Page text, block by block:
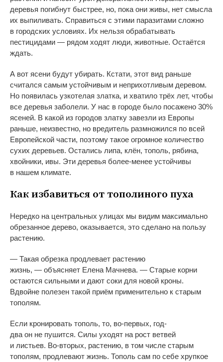
деревья погибнут быстрее, но, пока они живы, нет смысла
их выпиливать. Справиться с этими паразитами сложно
в городских условиях. Их нельзя обрабатывать
пестицидами —рядом ходят люди, животные. Остаётся
ждать.
А вот ясени будут убирать. Кстати, этот вид раньше
считался самым устойчивым и неприхотливым деревом.
Но появилась узкотелая златка, и хватило трёх лет, чтобы
все деревья заболели. У нас в городе было посажено 30%
ясеней. В какой из городов златку завезли из Европы
раньше, неизвестно, но вредитель размножился по всей
Европейской части, поэтому такое огромное количество
сухих деревьев. Остались липа, клён, тополь, рябина,
хвойники, ивы. Эти деревья более-менееустойчивы
в нашем климате.
Как избавиться от тополиного пуха
Нередко на центральных улицах мы видим максимально
обрезанное дерево, оказывается, это сделано на пользу
растению.
— Такая обрезка продлевает растению
жизнь, —объясняет Елена Мачнева. — Старые корни
остаются сильными и дают соки для новой кроны.
Вдвойне полезен такой приём применительно к старым
тополям.
Если кронировать тополь, то, во-первых, год-
дваон не пушится. Силы уходят на рост ветвей
и листьев. Во-вторых, растению, в том числе старым
тополям, продлевают жизнь. Тополь сам по себе хрупкое